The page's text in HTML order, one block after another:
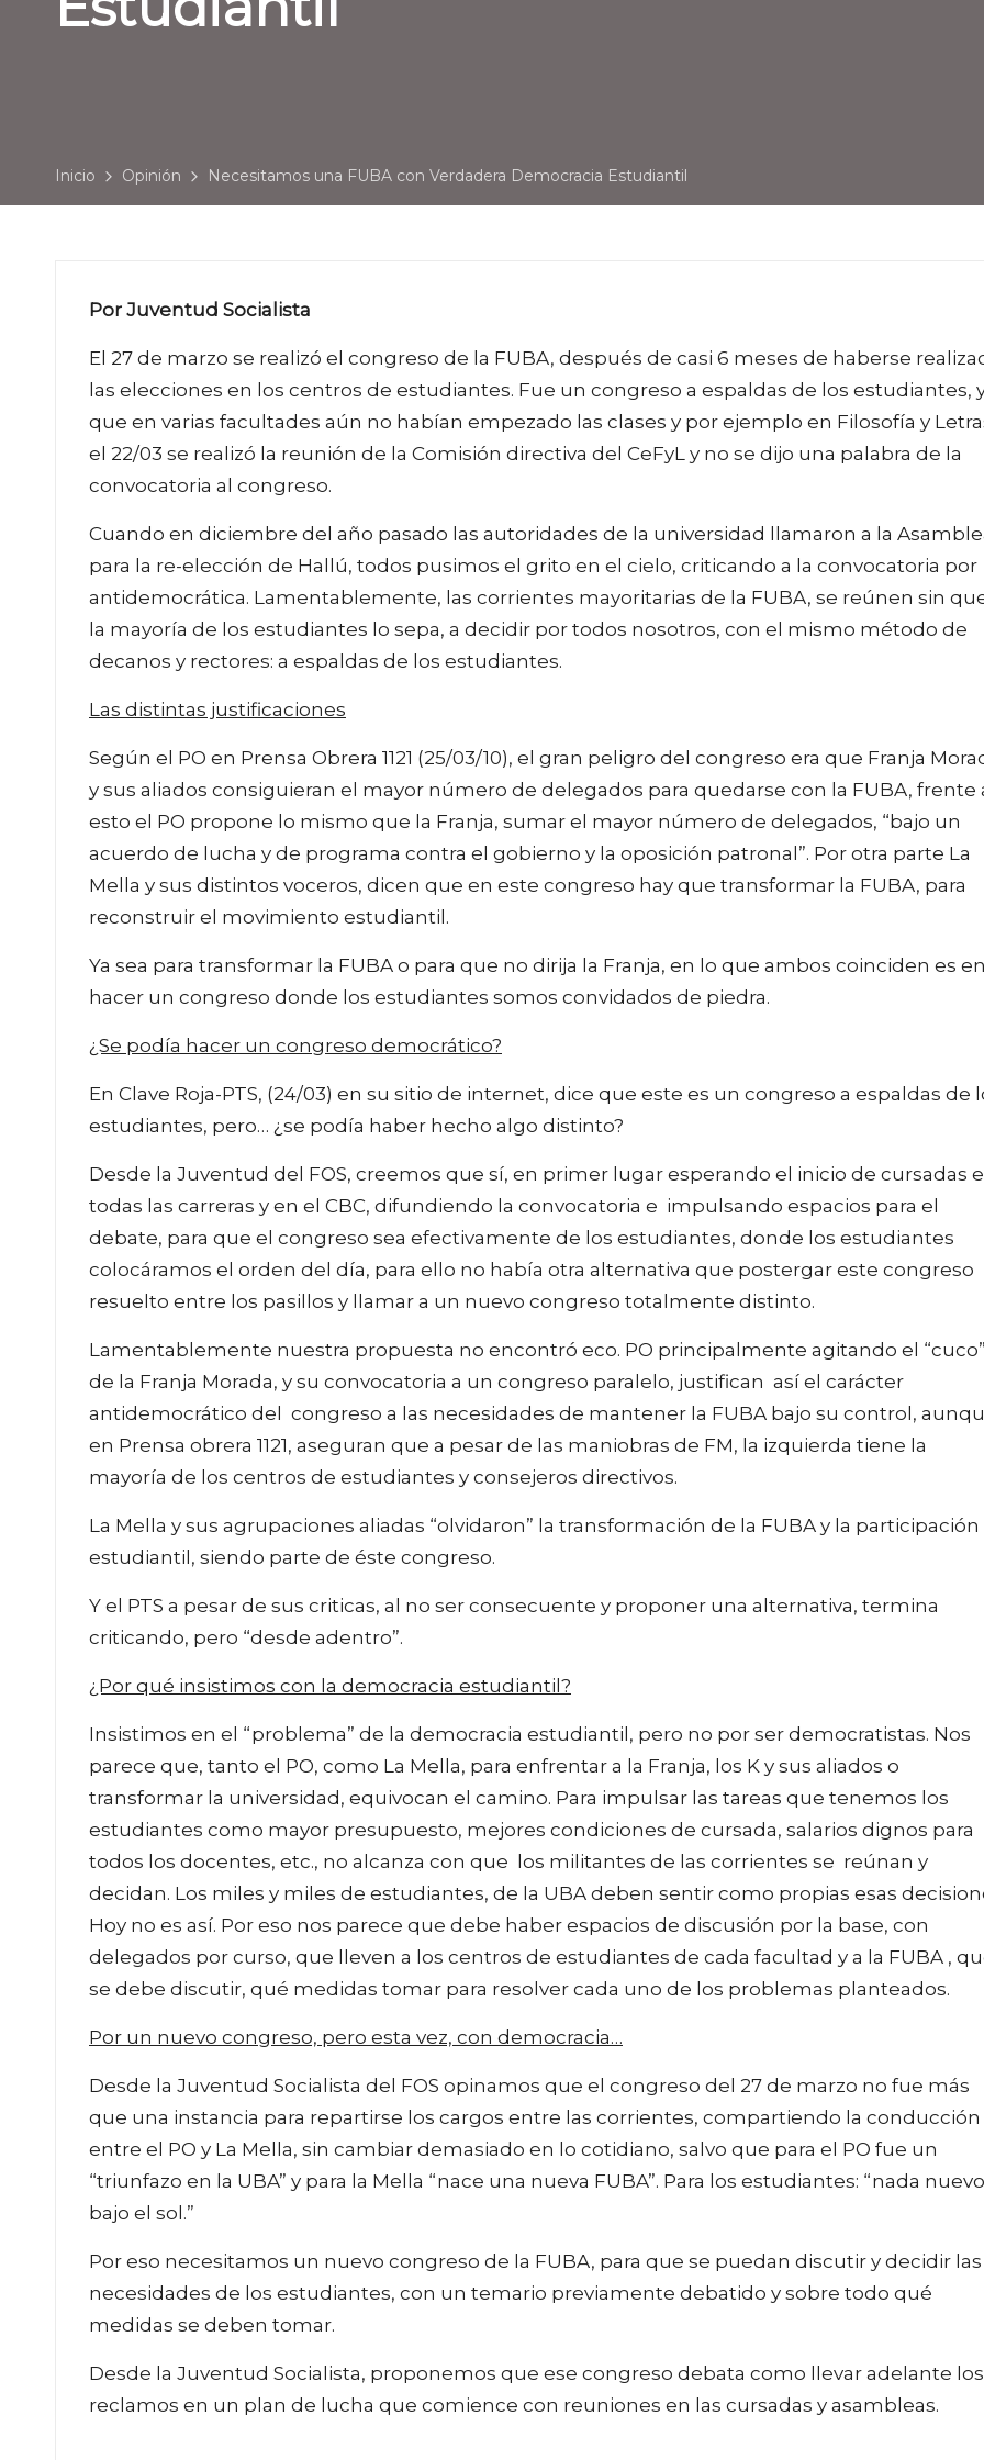
Inicio Opinión Necesitamos una FUBA con Verdadera Democracia Estudiantil
Por Juventud Socialista
El 27 de marzo se realizó el congreso de la FUBA, después de casi 6 meses de haberse
las elecciones en los centros de estudiantes. Fue un congreso a espaldas de los estudiantes,
que en varias facultades aún no habían empezado las clases y por ejemplo en Filosofía y
el 22/03 se realizó la reunión de la Comisión directiva del CeFyL y no se dijo una palabra de la
convocatoria al congreso.
Cuando en diciembre del año pasado las autoridades de la universidad llamaron a la
para la re-elección de Hallú, todos pusimos el grito en el cielo, criticando a la convocatoria por
antidemocrática. Lamentablemente, las corrientes mayoritarias de la FUBA, se reúnen sin
la mayoría de los estudiantes lo sepa, a decidir por todos nosotros, con el mismo método de
decanos y rectores: a espaldas de los estudiantes.
Las distintas justificaciones
Según el PO en Prensa Obrera 1121 (25/03/10), el gran peligro del congreso era que Franja
y sus aliados consiguieran el mayor número de delegados para quedarse con la FUBA, frente
esto el PO propone lo mismo que la Franja, sumar el mayor número de delegados, “bajo un
acuerdo de lucha y de programa contra el gobierno y la oposición patronal”. Por otra parte La
Mella y sus distintos voceros, dicen que en este congreso hay que transformar la FUBA, para
reconstruir el movimiento estudiantil.
Ya sea para transformar la FUBA o para que no dirija la Franja, en lo que ambos coinciden es en
hacer un congreso donde los estudiantes somos convidados de piedra.
¿Se podía hacer un congreso democrático?
En Clave Roja-PTS, (24/03) en su sitio de internet, dice que este es un congreso a espaldas de
estudiantes, pero… ¿se podía haber hecho algo distinto?
Desde la Juventud del FOS, creemos que sí, en primer lugar esperando el inicio de cursadas
todas las carreras y en el CBC, difundiendo la convocatoria e impulsando espacios para el
debate, para que el congreso sea efectivamente de los estudiantes, donde los estudiantes
colocáramos el orden del día, para ello no había otra alternativa que postergar este congreso
resuelto entre los pasillos y llamar a un nuevo congreso totalmente distinto.
Lamentablemente nuestra propuesta no encontró eco. PO principalmente agitando el “cuco”
de la Franja Morada, y su convocatoria a un congreso paralelo, justifican así el carácter
antidemocrático del congreso a las necesidades de mantener la FUBA bajo su control,
en Prensa obrera 1121, aseguran que a pesar de las maniobras de FM, la izquierda tiene la
mayoría de los centros de estudiantes y consejeros directivos.
La Mella y sus agrupaciones aliadas “olvidaron” la transformación de la FUBA y la participación
estudiantil, siendo parte de éste congreso.
Y el PTS a pesar de sus criticas, al no ser consecuente y proponer una alternativa, termina
criticando, pero “desde adentro”.
¿Por qué insistimos con la democracia estudiantil?
Insistimos en el “problema” de la democracia estudiantil, pero no por ser democratistas. Nos
parece que, tanto el PO, como La Mella, para enfrentar a la Franja, los K y sus aliados o
transformar la universidad, equivocan el camino. Para impulsar las tareas que tenemos los
estudiantes como mayor presupuesto, mejores condiciones de cursada, salarios dignos para
todos los docentes, etc., no alcanza con que los militantes de las corrientes se reúnan y
decidan. Los miles y miles de estudiantes, de la UBA deben sentir como propias esas
Hoy no es así. Por eso nos parece que debe haber espacios de discusión por la base, con
delegados por curso, que lleven a los centros de estudiantes de cada facultad y a la FUBA ,
se debe discutir, qué medidas tomar para resolver cada uno de los problemas planteados.
Por un nuevo congreso, pero esta vez, con democracia…
Desde la Juventud Socialista del FOS opinamos que el congreso del 27 de marzo no fue más
que una instancia para repartirse los cargos entre las corrientes, compartiendo la conducción
entre el PO y La Mella, sin cambiar demasiado en lo cotidiano, salvo que para el PO fue un
“triunfazo en la UBA” y para la Mella “nace una nueva FUBA”. Para los estudiantes: “nada nuevo
bajo el sol.”
Por eso necesitamos un nuevo congreso de la FUBA, para que se puedan discutir y decidir las
necesidades de los estudiantes, con un temario previamente debatido y sobre todo qué
medidas se deben tomar.
Desde la Juventud Socialista, proponemos que ese congreso debata como llevar adelante los
reclamos en un plan de lucha que comience con reuniones en las cursadas y asambleas.